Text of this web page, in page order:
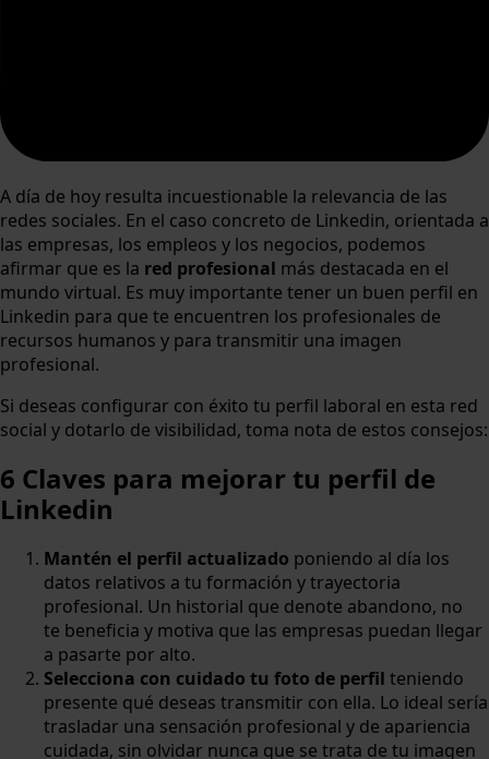
A día de hoy resulta incuestionable la relevancia de las
redes sociales. En el caso concreto de Linkedin, orientada a
las empresas, los empleos y los negocios, podemos
afirmar que es la red profesional más destacada en el
mundo virtual. Es muy importante tener un buen perfil en
Linkedin para que te encuentren los profesionales de
recursos humanos y para transmitir una imagen
profesional.
Si deseas configurar con éxito tu perfil laboral en esta red
social y dotarlo de visibilidad, toma nota de estos consejos:
6 Claves para mejorar tu perfil de
Linkedin
Mantén el perfil actualizado poniendo al día los
datos relativos a tu formación y trayectoria
profesional. Un historial que denote abandono, no
te beneficia y motiva que las empresas puedan llegar
a pasarte por alto.
Selecciona con cuidado tu foto de perfil teniendo
presente qué deseas transmitir con ella. Lo ideal sería
trasladar una sensación profesional y de apariencia
cuidada, sin olvidar nunca que se trata de tu imagen